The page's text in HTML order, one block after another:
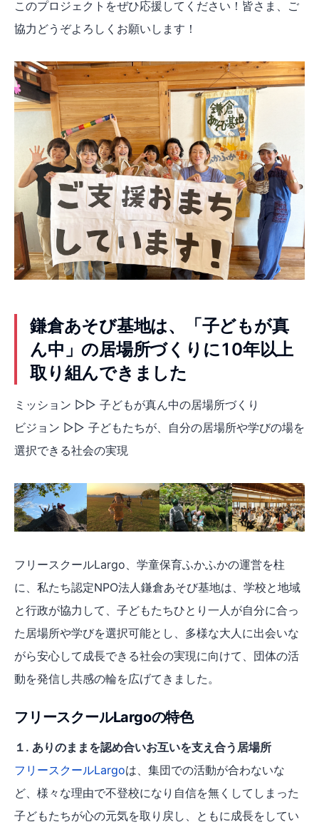
このプロジェクトをぜひ応援してください！皆さま、ご
協力どうぞよろしくお願いします！
鎌倉あそび基地は、「子どもが真
ん中」の居場所づくりに10年以上
取り組んできました
ミッション ▷▷ 子どもが真ん中の居場所づくり
ビジョン ▷▷ 子どもたちが、自分の居場所や学びの場を
選択できる社会の実現
フリースクールLargo、学童保育ふかふかの運営を柱
に、私たち認定NPO法人鎌倉あそび基地は、学校と地域
と行政が協力して、子どもたちひとり一人が自分に合っ
た居場所や学びを選択可能とし、多様な大人に出会いな
がら安心して成長できる社会の実現に向けて、団体の活
動を発信し共感の輪を広げてきました。
フリースクールLargoの特色
１. ありのままを認め合いお互いを支え合う居場所
フリースクールLargoは、集団での活動が合わないな
ど、様々な理由で不登校になり自信を無くしてしまった
子どもたちが心の元気を取り戻し、ともに成長をしてい